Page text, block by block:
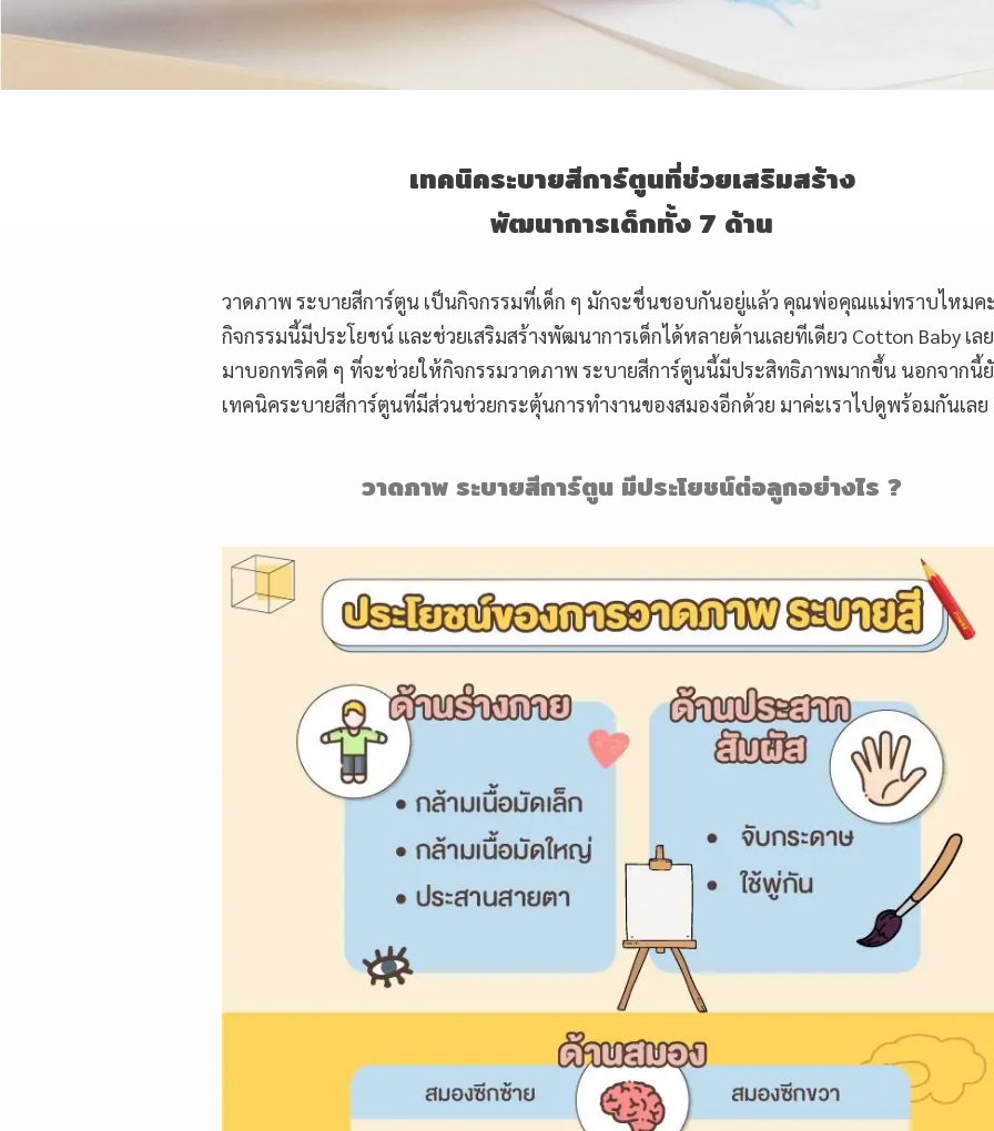
เทคนิคระบายสีการ์ตูนที่ช่วยเสริมสร้าง
พัฒนาการเด็กทั้ง 7 ด้าน
วาดภาพ ระบายสีการ์ตูน เป็นกิจกรรมที่เด็ก ๆ มักจะชื่นชอบกันอยู่แล้ว คุณพ่อคุณแม่ทราบไหมค
กิจกรรมนี้มีประโยชน์ และช่วยเสริมสร้างพัฒนาการเด็กได้หลายด้านเลยทีเดียว Cotton Baby เล
มาบอกทริคดี ๆ ที่จะช่วยให้กิจกรรมวาดภาพ ระบายสีการ์ตูนนี้มีประสิทธิภาพมากขึ้น นอกจากนี้
เทคนิคระบายสีการ์ตูนที่มีส่วนช่วยกระตุ้นการทำงานของสมองอีกด้วย มาค่ะเราไปดูพร้อมกันเลย
วาดภาพ ระบายสีการ์ตูน มีประโยชน์ต่อลูกอย่างไร?